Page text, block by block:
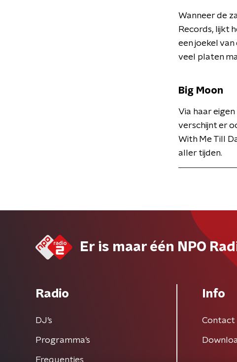
Wanneer de
Records, lijkt
een joekel
veel platen
Big Moon
Via haar
verschijnt er
With Me Till
aller tijden.
Er is maar één NPO
Radio
DJ’s
Programma's
Frequenties
Info
Contact